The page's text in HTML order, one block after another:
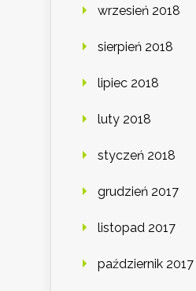
wrzesień 2018
sierpień 2018
lipiec 2018
luty 2018
styczeń 2018
grudzień 2017
listopad 2017
październik 2017